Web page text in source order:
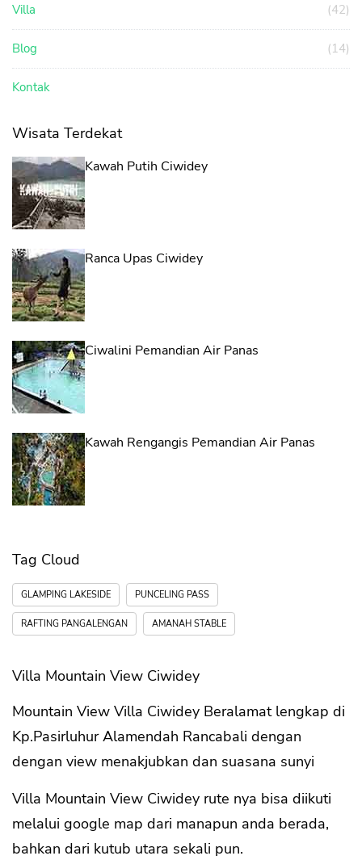
Villa (42)
Blog (14)
Kontak
Wisata Terdekat
Kawah Putih Ciwidey
Ranca Upas Ciwidey
Ciwalini Pemandian Air Panas
Kawah Rengangis Pemandian Air Panas
Tag Cloud
GLAMPING LAKESIDE PUNCELING PASS
RAFTING PANGALENGAN AMANAH STABLE
Villa Mountain View Ciwidey
Mountain View Villa Ciwidey Beralamat lengkap di
Kp.Pasirluhur Alamendah Rancabali dengan
dengan view menakjubkan dan suasana sunyi
Villa Mountain View Ciwidey rute nya bisa diikuti
melalui google map dari manapun anda berada,
bahkan dari kutub utara sekali pun.